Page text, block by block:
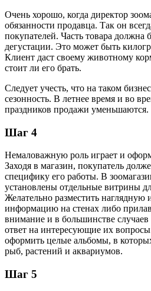
Очень хорошо, когда директор
обязанности продавца. Так он
покупателей. Часть товара должна
дегустации. Это может быть
Клиент даст своему животному
стоит ли его брать.
Следует учесть, что на таком
сезонность. В летнее время и во
праздников продажи уменьшаются.
Шаг 4
Немаловажную роль играет и
Заходя в магазин, покупатель
специфику его работы. В
установлены отдельные витрины
Желательно разместить наглядную
информацию на стенах либо
внимание и в большинстве
ответ на интересующие их
оформить целые альбомы, в
рыб, растений и аквариумов.
Шаг 5